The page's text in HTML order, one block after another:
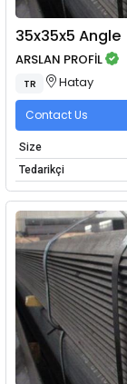
35x35x5 Angle
ARSLAN PROFİL
TR Hatay
Contact Us
Size
Tedarikçi